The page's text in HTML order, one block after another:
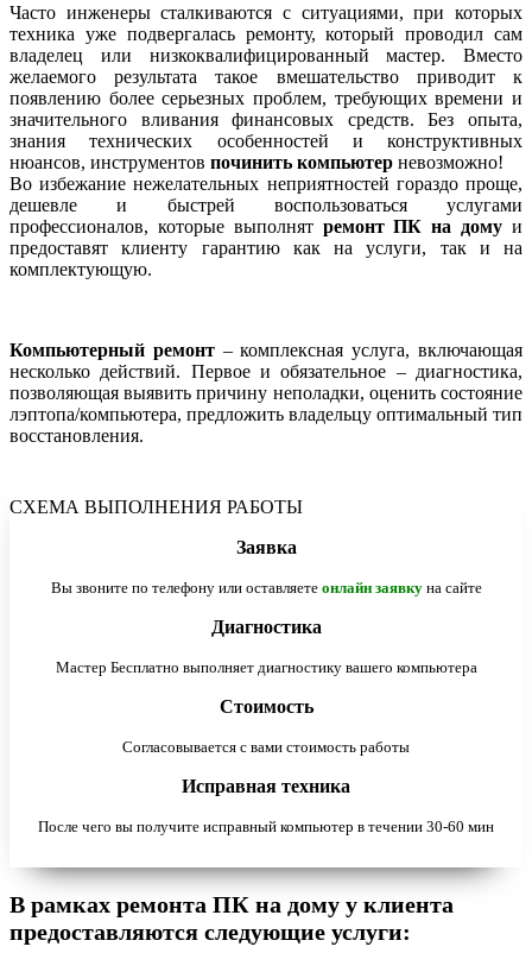
Часто инженеры сталкиваются с ситуациями, при которых
техника уже подвергалась ремонту, который проводил сам
владелец или низкоквалифицированный мастер. Вместо
желаемого результата такое вмешательство приводит к
появлению более серьезных проблем, требующих времени и
значительного вливания финансовых средств. Без опыта,
знания технических особенностей и конструктивных
нюансов, инструментов починить компьютер невозможно!
Во избежание нежелательных неприятностей гораздо проще,
дешевле и быстрей воспользоваться услугами
профессионалов, которые выполнят ремонт ПК на дому и
предоставят клиенту гарантию как на услуги, так и на
комплектующую.
Компьютерный ремонт– комплексная услуга, включающая
несколько действий. Первое и обязательное – диагностика,
позволяющая выявить причину неполадки, оценить состояние
лэптопа/компьютера, предложить владельцу оптимальный тип
восстановления.
СХЕМА ВЫПОЛНЕНИЯ РАБОТЫ
Заявка
Вы звоните по телефону или оставляете онлайн заявкуна сайте
Диагностика
Мастер Бесплатно выполняет диагностику вашего компьютера
Стоимость
Согласовывается с вами стоимость работы
Исправная техника
После чего вы получите исправный компьютер в течении 30-60 мин
В рамках ремонта ПК на дому у клиента
предоставляются следующие услуги: